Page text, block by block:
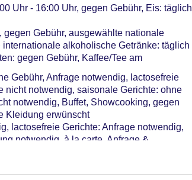
Tagungsequipment, Coffee Breaks
3, Villen: 2
Uhr - 16:00 Uhr, gegen Gebühr, Eis: täglich
Gebühr, ausgewählte nationale
alkoholische Getränke: täglich
gegen Gebühr, Kaffee/Tee am
Gebühr, Anfrage notwendig, lactosefreie
nicht notwendig, saisonale Gerichte: ohne
notwendig, Buffet, Showcooking, gegen
Kleidung erwünscht
lactosefreie Gerichte: Anfrage notwendig,
notwendig, à la carte, Anfrage &
Kleidung erwünscht